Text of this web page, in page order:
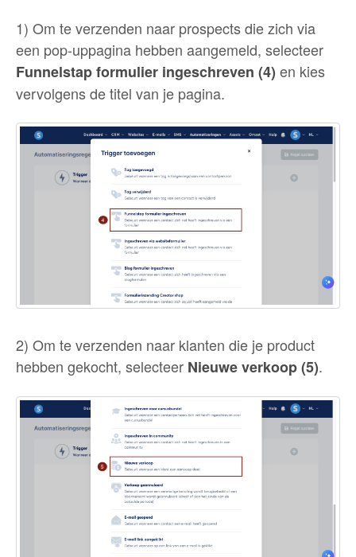
1) Om te verzenden naar prospects die zich via
een pop-uppagina hebben aangemeld, selecteer
Funnelstap formulier ingeschreven (4) en kies
vervolgens de titel van je pagina.
2) Om te verzenden naar klanten die je product
hebben gekocht, selecteer Nieuwe verkoop (5).